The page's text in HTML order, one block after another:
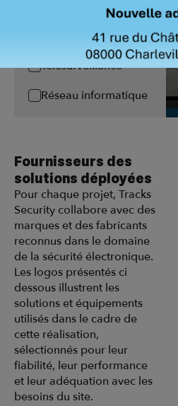
automatique
Télésurveillance
Réseau informatique
Fournisseurs des
solutions déployées
Pour chaque projet, Tracks
Security collabore avec des
marques et des fabricants
reconnus dans le domaine
de la sécurité électronique.
Les logos présentés ci
dessous illustrent les
solutions et équipements
utilisés dans le cadre de
cette réalisation,
sélectionnés pour leur
fiabilité, leur performance
et leur adéquation avec les
besoins du site.